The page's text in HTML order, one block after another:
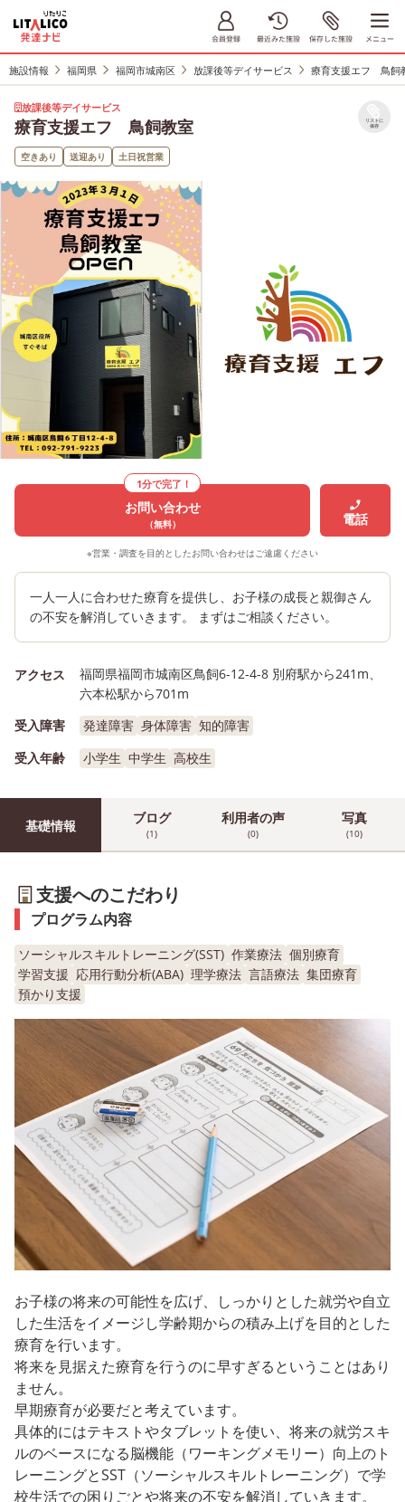
施設情報 福岡県 福岡市城南区 放課後等デイサービス 療育支援エフ 鳥飼
放課後等デイサービス
療育支援エフ 鳥飼教室 リストに
保存
空きあり 送迎あり 土日祝営業
1分で完了！
お問い合わせ
（無料） 電話
※営業・調査を目的としたお問い合わせはご遠慮ください
一人一人に合わせた療育を提供し、お子様の成長と親御さん
の不安を解消していきます。 まずはご相談ください。
アクセス
福岡県福岡市城南区鳥飼6-12-4-8 別府駅から241m、
六本松駅から701m
受入障害
発達障害 身体障害 知的障害
受入年齢
小学生 中学生 高校生
基礎情報 ブログ
(1)
利用者の声
(0)
写真
(10)
支援へのこだわり
プログラム内容
ソーシャルスキルトレーニング(SST) 作業療法 個別療育
学習支援 応用行動分析(ABA) 理学療法 言語療法 集団療育
預かり支援
お子様の将来の可能性を広げ、しっかりとした就労や自立
した生活をイメージし学齢期からの積み上げを目的とした
療育を行います。
将来を見据えた療育を行うのに早すぎるということはあり
ません。
早期療育が必要だと考えています。
具体的にはテキストやタブレットを使い、将来の就労スキ
ルのベースになる脳機能（ワーキングメモリー）向上のト
レーニングとSST（ソーシャルスキルトレーニング）で学
校生活での困りごとや将来の不安を解消していきます。